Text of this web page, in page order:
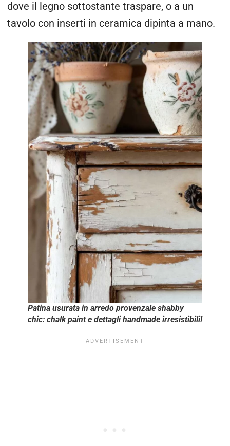
dove il legno sottostante traspare, o a un
tavolo con inserti in ceramica dipinta a mano.
Patina usurata in arredo provenzale shabby
chic: chalk paint e dettagli handmade irresistibili!